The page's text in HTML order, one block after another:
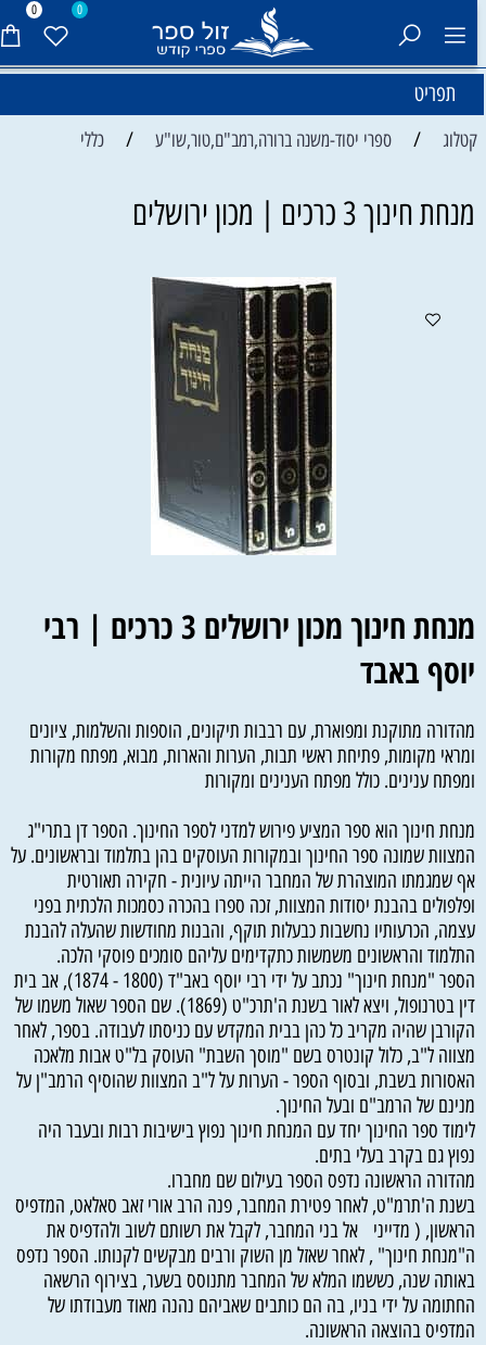
0 0
תפריט
קטלוג / ספרי יסוד-משנה ברורה,רמב"ם,טור,שו"ע / כללי
מנחת חינוך 3 כרכים | מכון ירושלים
מנחת חינוך מכון ירושלים 3 כרכים | רבי
יוסף באבד
מהדורה מתוקנת ומפוארת, עם רבבות תיקונים, הוספות והשלמות, ציונים
ומראי מקומות, פתיחת ראשי תבות, הערות והארות, מבוא, מפתח מקורות
ומפתח ענינים. כולל מפתח הענינים ומקורות
מנחת חינוך הוא ספר המציע פירוש למדני לספר החינוך. הספר דן בתרי"ג
המצוות שמונה ספר החינוך ובמקורות העוסקים בהן בתלמוד ובראשונים. על
אף שמגמתו המוצהרת של המחבר הייתה עיונית - חקירה תאורטית
ופלפולים בהבנת יסודות המצוות, זכה ספרו בהכרה כסמכות הלכתית בפני
עצמה, הכרעותיו נחשבות כבעלות תוקף, והבנות מחודשות שהעלה להבנת
התלמוד והראשונים משמשות כתקדימים עליהם סומכים פוסקי הלכה.
הספר "מנחת חינוך" נכתב על ידי רבי יוסף באב"ד (1800 - 1874), אב בית
דין בטרנופול, ויצא לאור בשנת ה'תרכ"ט (1869). שם הספר שאול משמו של
הקורבן שהיה מקריב כל כהן בבית המקדש עם כניסתו לעבודה. בספר, לאחר
מצווה ל"ב, כלול קונטרס בשם "מוסך השבת" העוסק בל"ט אבות מלאכה
האסורות בשבת, ובסוף הספר - הערות על ל"ב המצוות שהוסיף הרמב"ן על
מנינם של הרמב"ם ובעל החינוך.
לימוד ספר החינוך יחד עם המנחת חינוך נפוץ בישיבות רבות ובעבר היה
נפוץ גם בקרב בעלי בתים.
מהדורה הראשונה נדפס הספר בעילום שם מחברו.
בשנת ה'תרמ"ט, לאחר פטירת המחבר, פנה הרב אורי זאב סאלאט, המדפיס
הראשון, ( מדייני אל בני המחבר, לקבל את רשותם לשוב ולהדפיס את
ה"מנחת חינוך" , לאחר שאזל מן השוק ורבים מבקשים לקנותו. הספר נדפס
באותה שנה, כששמו המלא של המחבר מתנוסס בשער, בצירוף הרשאה
החתומה על ידי בניו, בה הם כותבים שאביהם נהנה מאוד מעבודתו של
המדפיס בהוצאה הראשונה.